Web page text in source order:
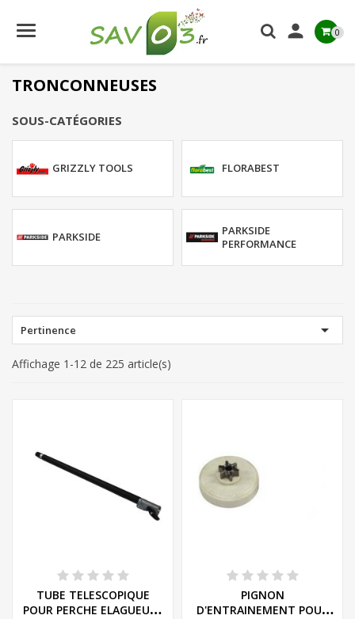
 0
TRONCONNEUSES
SOUS-CATÉGORIES
GRIZZLY TOOLS FLORABEST
PARKSIDE
PARKSIDE
PERFORMANCE
Pertinence 
Affichage 1-12 de 225 article(s)
TUBE TELESCOPIQUE
POUR PERCHE ELAGUEUSE
PIGNON
D'ENTRAINEMENT POUR